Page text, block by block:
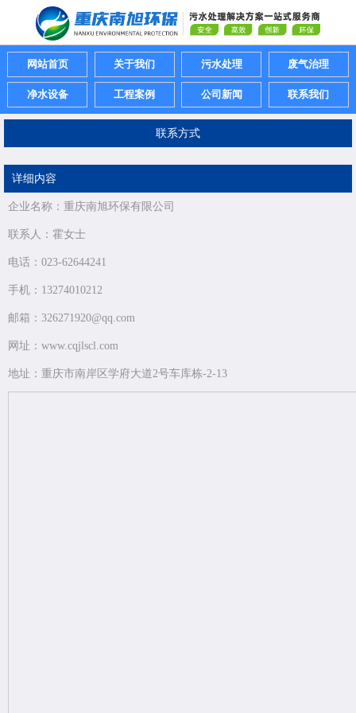
网站首页 关于我们 污水处理 废气治理
净水设备 工程案例 公司新闻 联系我们
联系方式
详细内容
企业名称：重庆南旭环保有限公司
联系人：霍女士
电话：023-62644241
手机：13274010212
邮箱：326271920@qq.com
网址：www.cqjlscl.com
地址：重庆市南岸区学府大道2号车库栋-2-13